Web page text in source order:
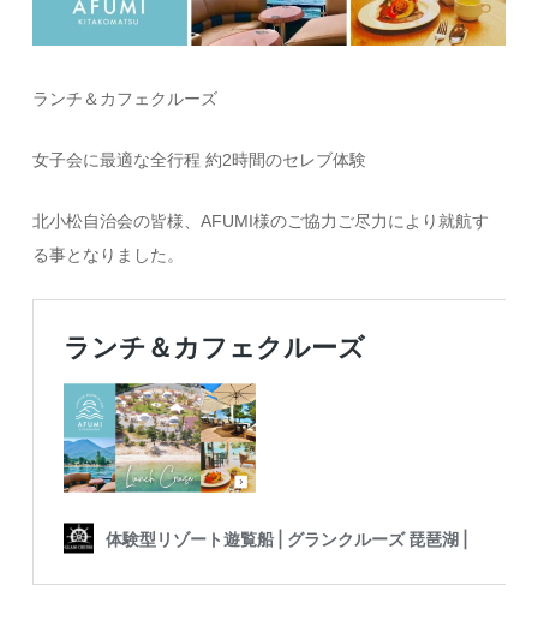
ランチ＆カフェクルーズ
女子会に最適な全行程 約2時間のセレブ体験
北小松自治会の皆様、AFUMI様のご協力ご尽力により就航す
る事となりました。